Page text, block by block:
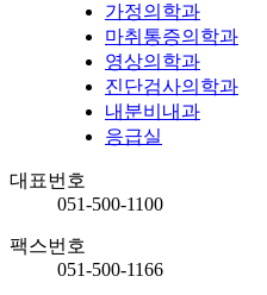
가정의학과
마취통증의학과
영상의학과
진단검사의학과
내분비내과
응급실
대표번호
051-500-1100
팩스번호
051-500-1166